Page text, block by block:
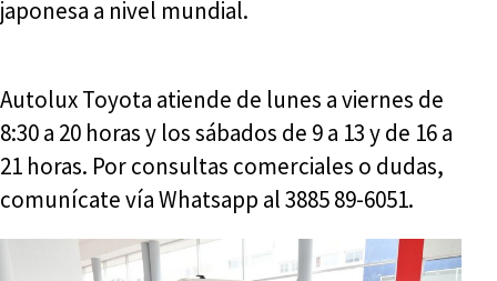
japonesa a nivel mundial.
Autolux Toyota atiende de lunes a viernes de
8:30 a 20 horas y los sábados de 9 a 13 y de 16 a
21 horas. Por consultas comerciales o dudas,
comunícate vía Whatsapp al 3885 89-6051.